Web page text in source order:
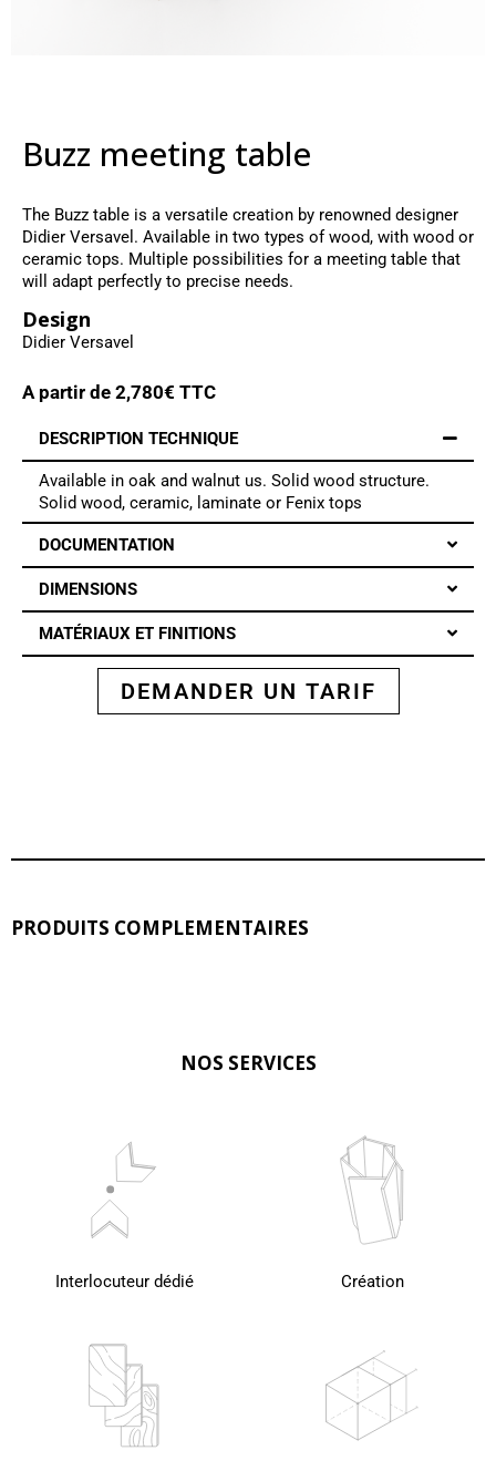
Buzz meeting table
The Buzz table is a versatile creation by renowned designer
Didier Versavel. Available in two types of wood, with wood or
ceramic tops. Multiple possibilities for a meeting table that
will adapt perfectly to precise needs.
Design
Didier Versavel
A partir de 2,780€ TTC
DESCRIPTION TECHNIQUE
Available in oak and walnut us. Solid wood structure.
Solid wood, ceramic, laminate or Fenix tops
DOCUMENTATION
DIMENSIONS
MATÉRIAUX ET FINITIONS
DEMANDER UN TARIF
PRODUITS COMPLEMENTAIRES
NOS SERVICES
Interlocuteur dédié Création